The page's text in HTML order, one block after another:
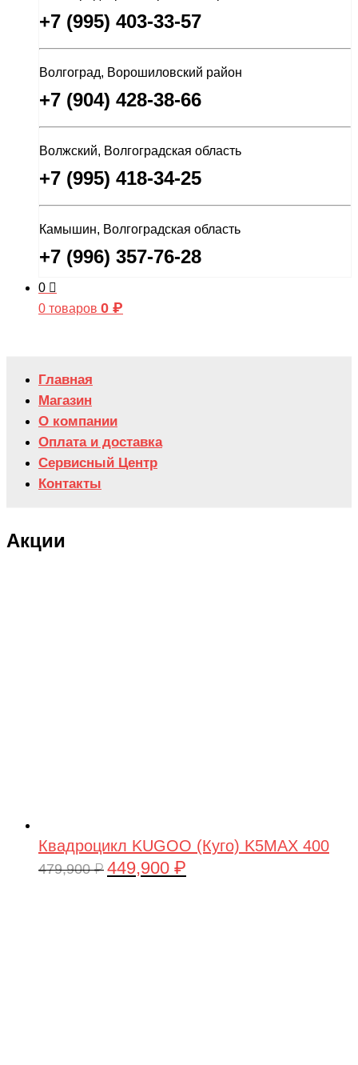
+7 (995) 403-33-57
Волгоград, Ворошиловский район
+7 (904) 428-38-66
Волжский, Волгоградская область
+7 (995) 418-34-25
Камышин, Волгоградская область
+7 (996) 357-76-28
0
0 товаров 0 ₽
Главная
Магазин
О компании
Оплата и доставка
Сервисный Центр
Контакты
Акции
Квадроцикл KUGOO (Куго) K5MAX 400
479,900₽ Первоначальная
449,900 ₽